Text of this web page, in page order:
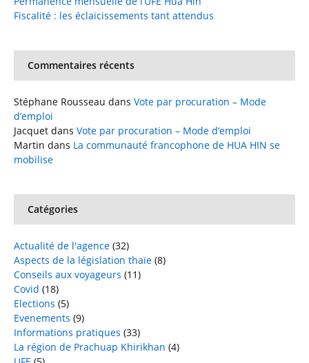
Fiscalité : les éclaicissements tant attendus
Commentaires récents
Stéphane Rousseau dans Vote par procuration – Mode
d’emploi
Jacquet dans Vote par procuration – Mode d’emploi
Martin dans La communauté francophone de HUA HIN se
mobilise
Catégories
Actualité de l'agence (32)
Aspects de la législation thaïe (8)
Conseils aux voyageurs (11)
Covid (18)
Elections (5)
Evenements (9)
Informations pratiques (33)
La région de Prachuap Khirikhan (4)